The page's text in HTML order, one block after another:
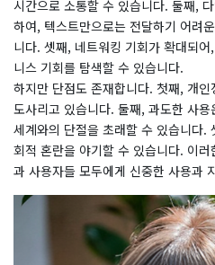
시간으로 소통할 수 있습니다. 둘째,
하여, 텍스트만으로는 전달하기 어려
니다. 셋째, 네트워킹 기회가 확대되
니스 기회를 탐색할 수 있습니다.
하지만 단점도 존재합니다. 첫째, 개
도사리고 있습니다. 둘째, 과도한 사
세계와의 단절을 초래할 수 있습니다.
회적 혼란을 야기할 수 있습니다. 이
과 사용자들 모두에게 신중한 사용과